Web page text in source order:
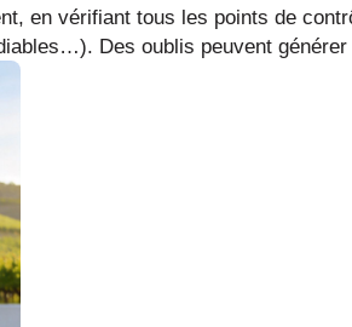
en vérifiant tous les points de
Des oublis peuvent